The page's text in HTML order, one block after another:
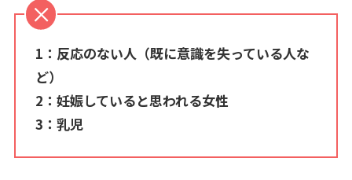
1：反応のない人（既に意識を失っている人な
ど）
2：妊娠していると思われる女性
3：乳児